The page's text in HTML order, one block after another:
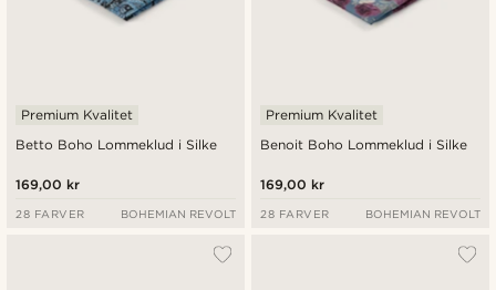
Betto Boho Lommeklud i Silke
Premium Kvalitet
169,00 kr
28 FARVER BOHEMIAN REVOLT
Benoit Boho Lommeklud i Silke
Premium Kvalitet
169,00 kr
28 FARVER BOHEMIAN REVOLT